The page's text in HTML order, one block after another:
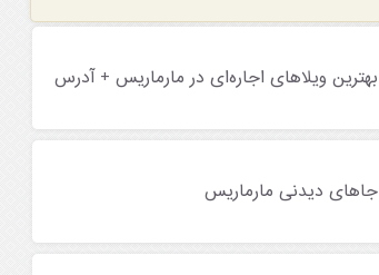
بهترین ویلاهای اجاره‌ای در مارماریس + آدرس
جاهای دیدنی مارماریس